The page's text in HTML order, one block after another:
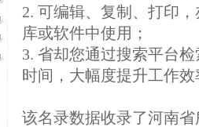
2. 可编辑、复制、打印
库或软件中使用；
3. 省却您通过搜索平台
时间，大幅度提升工作效
该名录数据收录了河南